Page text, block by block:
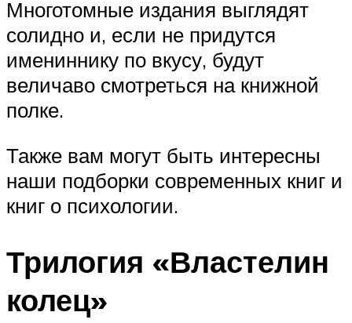
Многотомные издания выглядят
солидно и, если не придутся
имениннику по вкусу, будут
величаво смотреться на книжной
полке.
Также вам могут быть интересны
наши подборки современных книг и
книг о психологии.
Трилогия «Властелин
колец»